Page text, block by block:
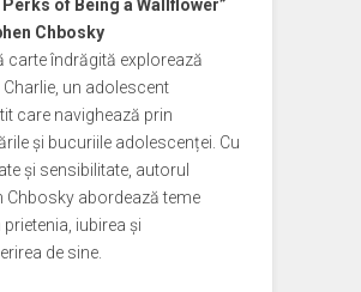
Perks of Being a Wallflower”
Chbosky
carte îndrăgită explorează
un adolescent
care navighează prin
și bucuriile adolescenței. Cu
și sensibilitate, autorul
Chbosky abordează teme
iubirea și
de sine.